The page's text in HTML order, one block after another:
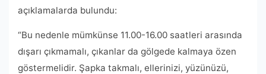
açıklamalarda bulundu:
“Bu nedenle mümkünse 11.00-16.00 saatleri arasında
dışarı çıkmamalı, çıkanlar da gölgede kalmaya özen
göstermelidir. Şapka takmalı, ellerinizi, yüzünüzü,